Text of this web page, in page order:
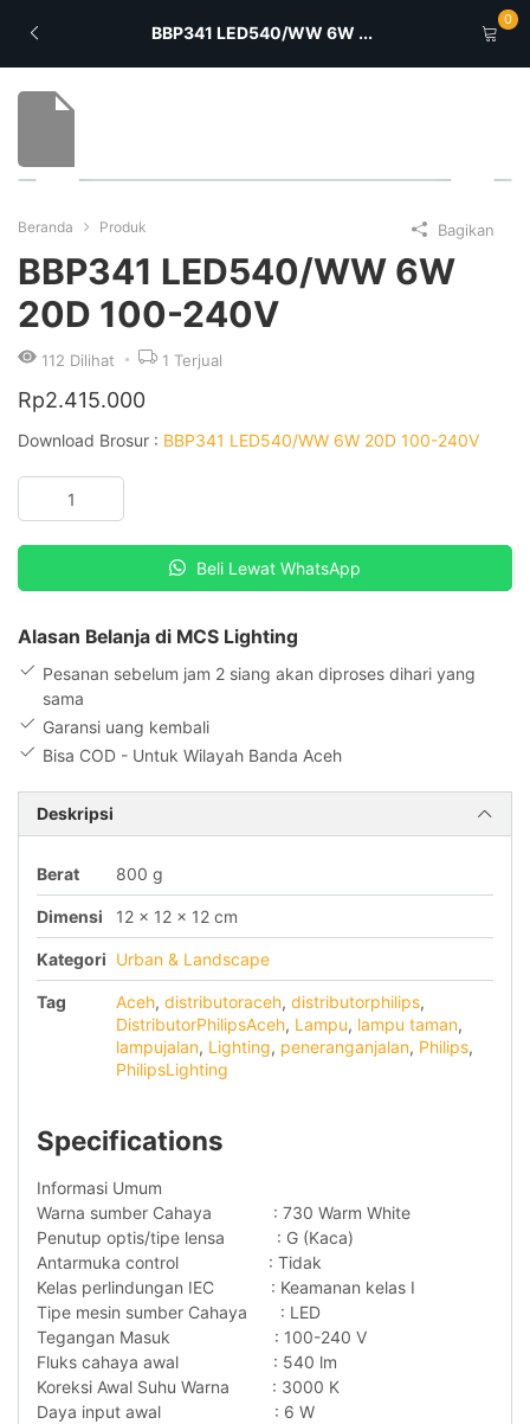
BBP341 LED540/WW 6W ...
0
Beranda Produk
BBP341 LED540/WW 6W
20D 100-240V
112 Dilihat 1 Terjual
Rp2.415.000
Download Brosur : BBP341 LED540/WW 6W 20D 100-240V
BBP341
20D
240V
Beli Lewat WhatsApp
Alasan Belanja di MCS Lighting
Pesanan sebelum jam 2 siang akan diproses dihari yang
sama
Garansi uang kembali
Bisa COD - Untuk Wilayah Banda Aceh
Bagikan
Deskripsi
Berat 800 g
Dimensi 12 × 12 × 12 cm
Kategori Urban & Landscape
Tag Aceh, distributoraceh, distributorphilips,
DistributorPhilipsAceh, Lampu, lampu taman,
lampujalan, Lighting, peneranganjalan, Philips,
PhilipsLighting
Specifications
Informasi Umum
Warna sumber Cahaya : 730 Warm White
Penutup optis/tipe lensa : G (Kaca)
Antarmuka control : Tidak
Kelas perlindungan IEC : Keamanan kelas I
Tipe mesin sumber Cahaya : LED
Tegangan Masuk : 100-240 V
Fluks cahaya awal : 540 lm
Koreksi Awal Suhu Warna : 3000 K
Daya input awal : 6 W